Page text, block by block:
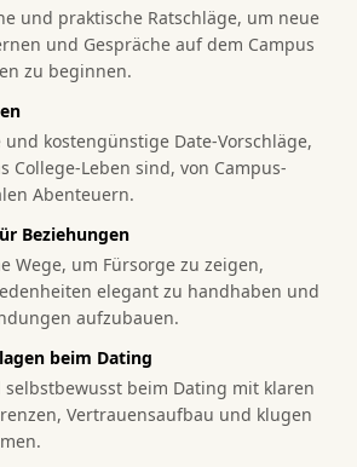
und praktische Ratschläge, um neue
und Gespräche auf dem Campus
zu beginnen.
und kostengünstige Date-Vorschläge,
College-Leben sind, von Campus-
Abenteuern.
Beziehungen
Wege, um Fürsorge zu zeigen,
elegant zu handhaben und
aufzubauen.
beim Dating
selbstbewusst beim Dating mit klaren
Vertrauensaufbau und klugen